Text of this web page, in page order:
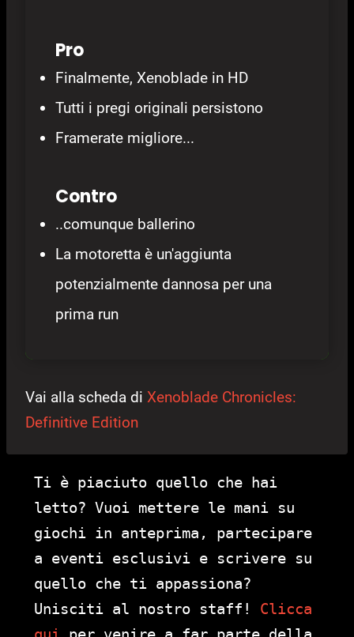
Pro
Finalmente, Xenoblade in HD
Tutti i pregi originali persistono
Framerate migliore...
Contro
..comunque ballerino
La motoretta è un'aggiunta
potenzialmente dannosa per una
prima run
Vai alla scheda di Xenoblade Chronicles:
Definitive Edition
Ti è piaciuto quello che hai
letto? Vuoi mettere le mani su
giochi in anteprima, partecipare
a eventi esclusivi e scrivere su
quello che ti appassiona?
Unisciti al nostro staff! Clicca
qui per venire a far parte della